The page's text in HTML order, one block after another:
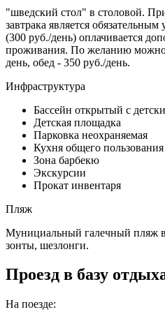
"шведский стол" в столовой.
завтрака является
(300 руб./день) оплачивается
проживания. По желанию можно
день, обед - 350 руб./день.
Инфраструктура
Бассейн открытый с
Детская площадка
Парковка неохраняемая
Кухня общего пользования
Зона барбекю
Экскурсии
Прокат инвентаря
Пляж
Мунициальный галечный пляж
зонты, шезлонги.
Проезд в базу
На поезде: